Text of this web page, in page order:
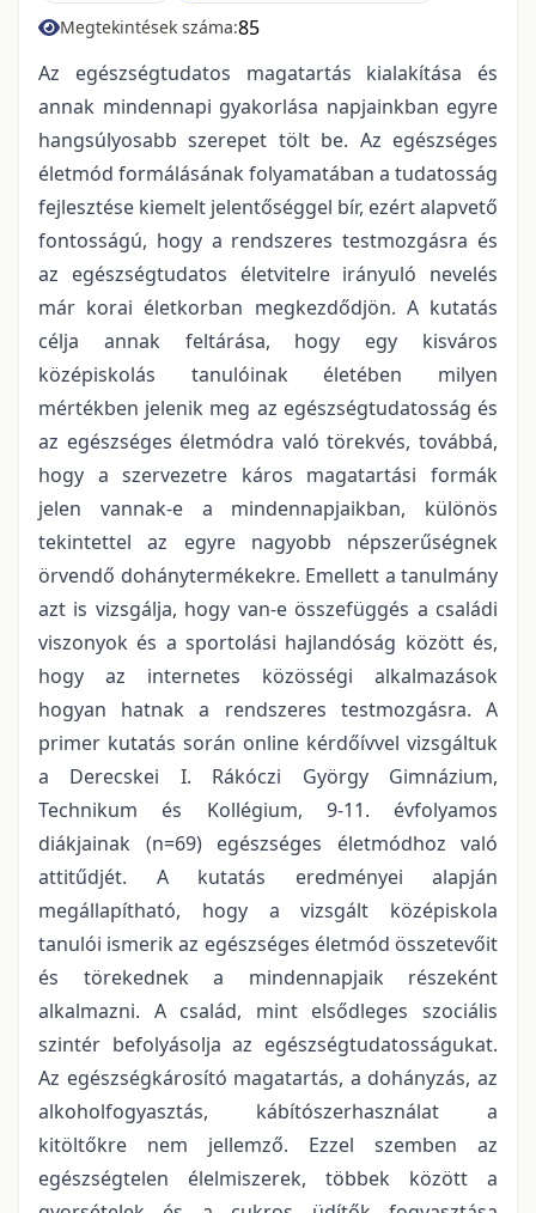
Megtekintések száma:85
Az egészségtudatos magatartás kialakítása és
annak mindennapi gyakorlása napjainkban egyre
hangsúlyosabb szerepet tölt be. Az egészséges
életmód formálásának folyamatában a tudatosság
fejlesztése kiemelt jelentőséggel bír, ezért alapvető
fontosságú, hogy a rendszeres testmozgásra és
az egészségtudatos életvitelre irányuló nevelés
már korai életkorban megkezdődjön. A kutatás
célja annak feltárása, hogy egy kisváros
középiskolás tanulóinak életében milyen
mértékben jelenik meg az egészségtudatosság és
az egészséges életmódra való törekvés, továbbá,
hogy a szervezetre káros magatartási formák
jelen vannak-e a mindennapjaikban, különös
tekintettel az egyre nagyobb népszerűségnek
örvendő dohánytermékekre. Emellett a tanulmány
azt is vizsgálja, hogy van-e összefüggés a családi
viszonyok és a sportolási hajlandóság között és,
hogy az internetes közösségi alkalmazások
hogyan hatnak a rendszeres testmozgásra. A
primer kutatás során online kérdőívvel vizsgáltuk
a Derecskei I. Rákóczi György Gimnázium,
Technikum és Kollégium, 9-11. évfolyamos
diákjainak (n=69) egészséges életmódhoz való
attitűdjét. A kutatás eredményei alapján
megállapítható, hogy a vizsgált középiskola
tanulói ismerik az egészséges életmód összetevőit
és törekednek a mindennapjaik részeként
alkalmazni. A család, mint elsődleges szociális
szintér befolyásolja az egészségtudatosságukat.
Az egészségkárosító magatartás, a dohányzás, az
alkoholfogyasztás, kábítószerhasználat a
kitöltőkre nem jellemző. Ezzel szemben az
egészségtelen élelmiszerek, többek között a